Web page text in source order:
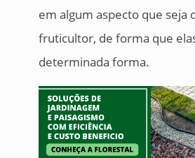
em algum aspecto que seja
fruticultor, de forma que
determinada forma.